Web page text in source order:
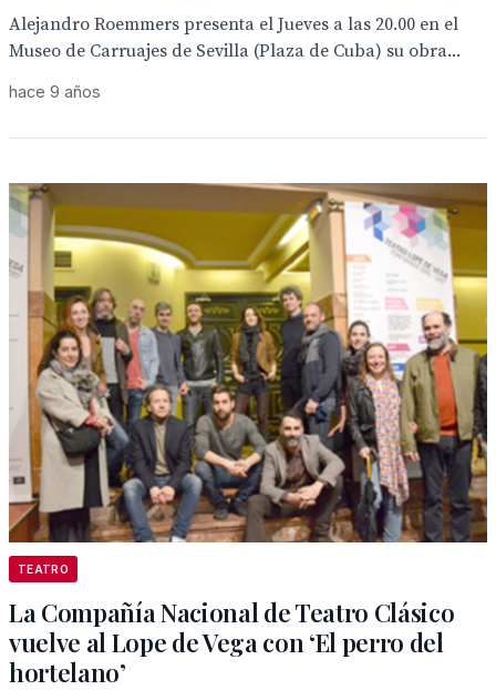
Alejandro Roemmers presenta el Jueves a las 20.00 en el
Museo de Carruajes de Sevilla (Plaza de Cuba) su obra...
hace 9 años
TEATRO
La Compañía Nacional de Teatro Clásico
vuelve al Lope de Vega con ‘El perro del
hortelano’